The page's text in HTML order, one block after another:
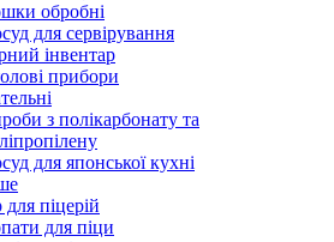
обробні
для сервірування
інвентар
прибори
з полікарбонату та
для японської кухні
для піцерій
для піци